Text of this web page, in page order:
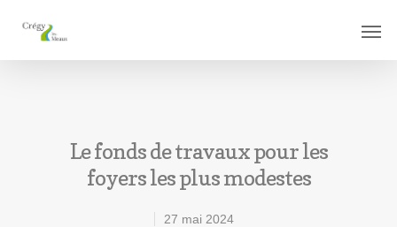
Le fonds de travaux pour les
foyers les plus modestes
27 mai 2024